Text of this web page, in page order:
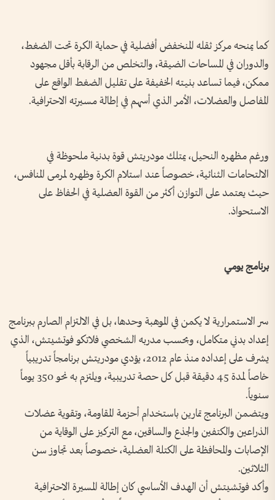
كما يمنحه مركز ثقله المنخفض أفضلية في حماية الكرة تحت الضغط،
والدوران في المساحات الضيقة، والتخلص من الرقابة بأقل مجهود
ممكن، فيما تساعد بنيته الخفيفة على تقليل الضغط الواقع على
المفاصل والعضلات، الأمر الذي أسهم في إطالة مسيرته الاحترافية.
ورغم مظهره النحيل، يمتلك مودريتش قوة بدنية ملحوظة في
الالتحامات الثنائية، خصوصاً عند استلام الكرة وظهره لمرمى المنافس،
حيث يعتمد على التوازن أكثر من القوة العضلية في الحفاظ على
الاستحواذ.
برنامج يومي
سر الاستمرارية لا يكمن في الموهبة وحدها، بل في الالتزام الصارم ببرنامج
إعداد بدني متكامل، وبحسب مدربه الشخصي فلاتكو فوتشيتش، الذي
يشرف على إعداده منذ عام 2012، يؤدي مودريتش برنامجاً تدريبياً
خاصاً لمدة 45 دقيقة قبل كل حصة تدريبية، ويلتزم به نحو 350 يوماً
سنوياً.
ويتضمن البرنامج تمارين باستخدام أحزمة المقاومة، وتقوية عضلات
الذراعين والكتفين والجذع والساقين، مع التركيز على الوقاية من
الإصابات والمحافظة على الكتلة العضلية، خصوصاً بعد تجاوز سن
الثلاثين.
وأكد فوتشيتش أن الهدف الأساسي كان إطالة المسيرة الاحترافية